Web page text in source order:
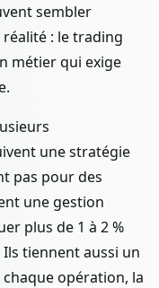
sembler
: le trading
métier qui exige
une stratégie
pas pour des
une gestion
plus de 1 à 2 %
tiennent aussi un
opération, la